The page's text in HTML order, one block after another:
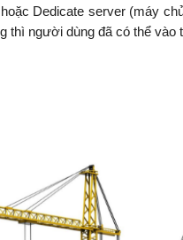
Dedicate server (máy
thì người dùng đã có thể vào